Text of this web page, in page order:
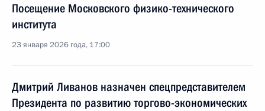
Посещение Московского физико-технического
института
23 января 2026 года, 17:00
Дмитрий Ливанов назначен спецпредставителем
Президента по развитию торгово-экономических